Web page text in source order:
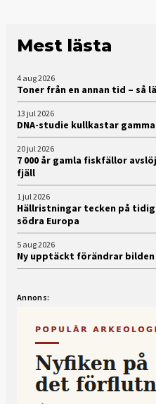
Mest lästa
4 aug 2026
Toner från en annan tid – så
13 jul 2026
DNA-studie kullkastar
20 jul 2026
7 000 år gamla fiskfällor
fjäll
1 jul 2026
Hällristningar tecken på
södra Europa
5 aug 2026
Ny upptäckt förändrar bilden
Annons: